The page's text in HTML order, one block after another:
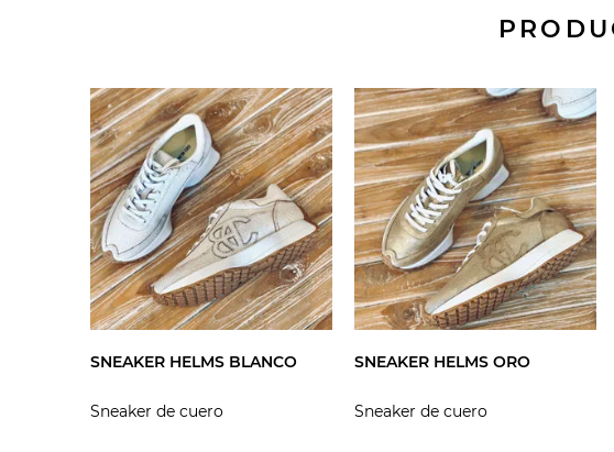
SNEAKER HELMS BLANCO
Sneaker de cuero
SNEAKER HELMS ORO
Sneaker de cuero